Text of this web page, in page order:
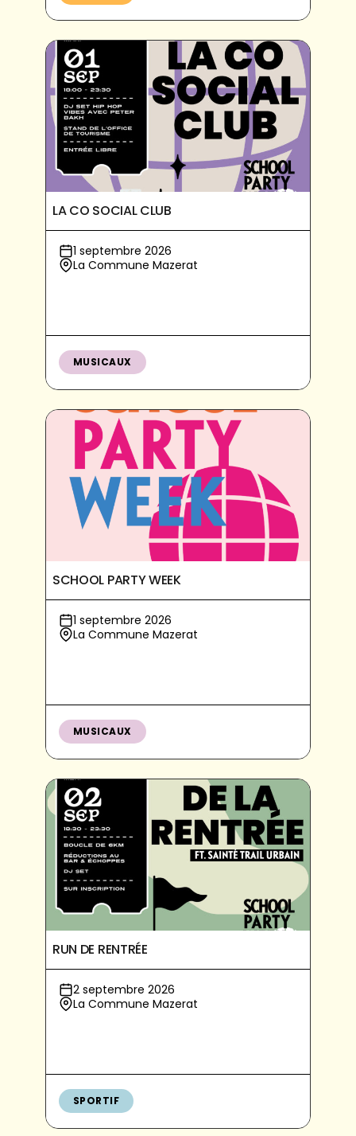
LA CO SOCIAL CLUB
1 septembre 2026
La Commune Mazerat
MUSICAUX
SCHOOL PARTY WEEK
1 septembre 2026
La Commune Mazerat
MUSICAUX
RUN DE RENTRÉE
2 septembre 2026
La Commune Mazerat
SPORTIF